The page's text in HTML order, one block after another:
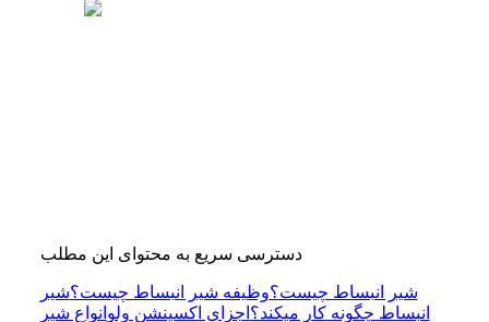
دسترسی سریع به محتوای این مطلب
شیر انبساط چیست؟وظیفه شیر انبساط چیست؟شیر
انبساط چگونه کار میکند؟ اجزای اکسپنشن ولو انواع شیر